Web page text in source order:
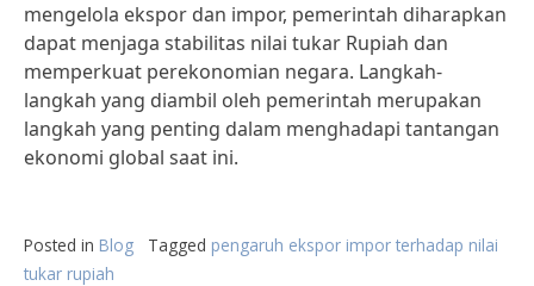
mengelola ekspor dan impor, pemerintah diharapkan
dapat menjaga stabilitas nilai tukar Rupiah dan
memperkuat perekonomian negara. Langkah-
langkah yang diambil oleh pemerintah merupakan
langkah yang penting dalam menghadapi tantangan
ekonomi global saat ini.
Posted in Blog Tagged pengaruh ekspor impor terhadap nilai
tukar rupiah